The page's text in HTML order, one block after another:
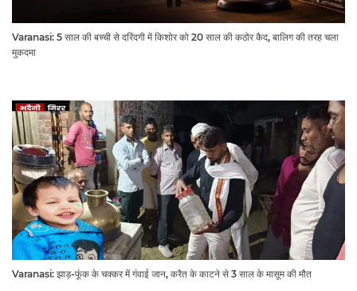
Varanasi: 5 साल की बच्ची से दरिंदगी में किशोर को 20 साल की कठोर कैद, बालिग की तरह चला
मुकदमा
Varanasi: झाड़-फूंक के चक्कर में गंवाई जान, करैत के काटने से 3 साल के मासूम की मौत